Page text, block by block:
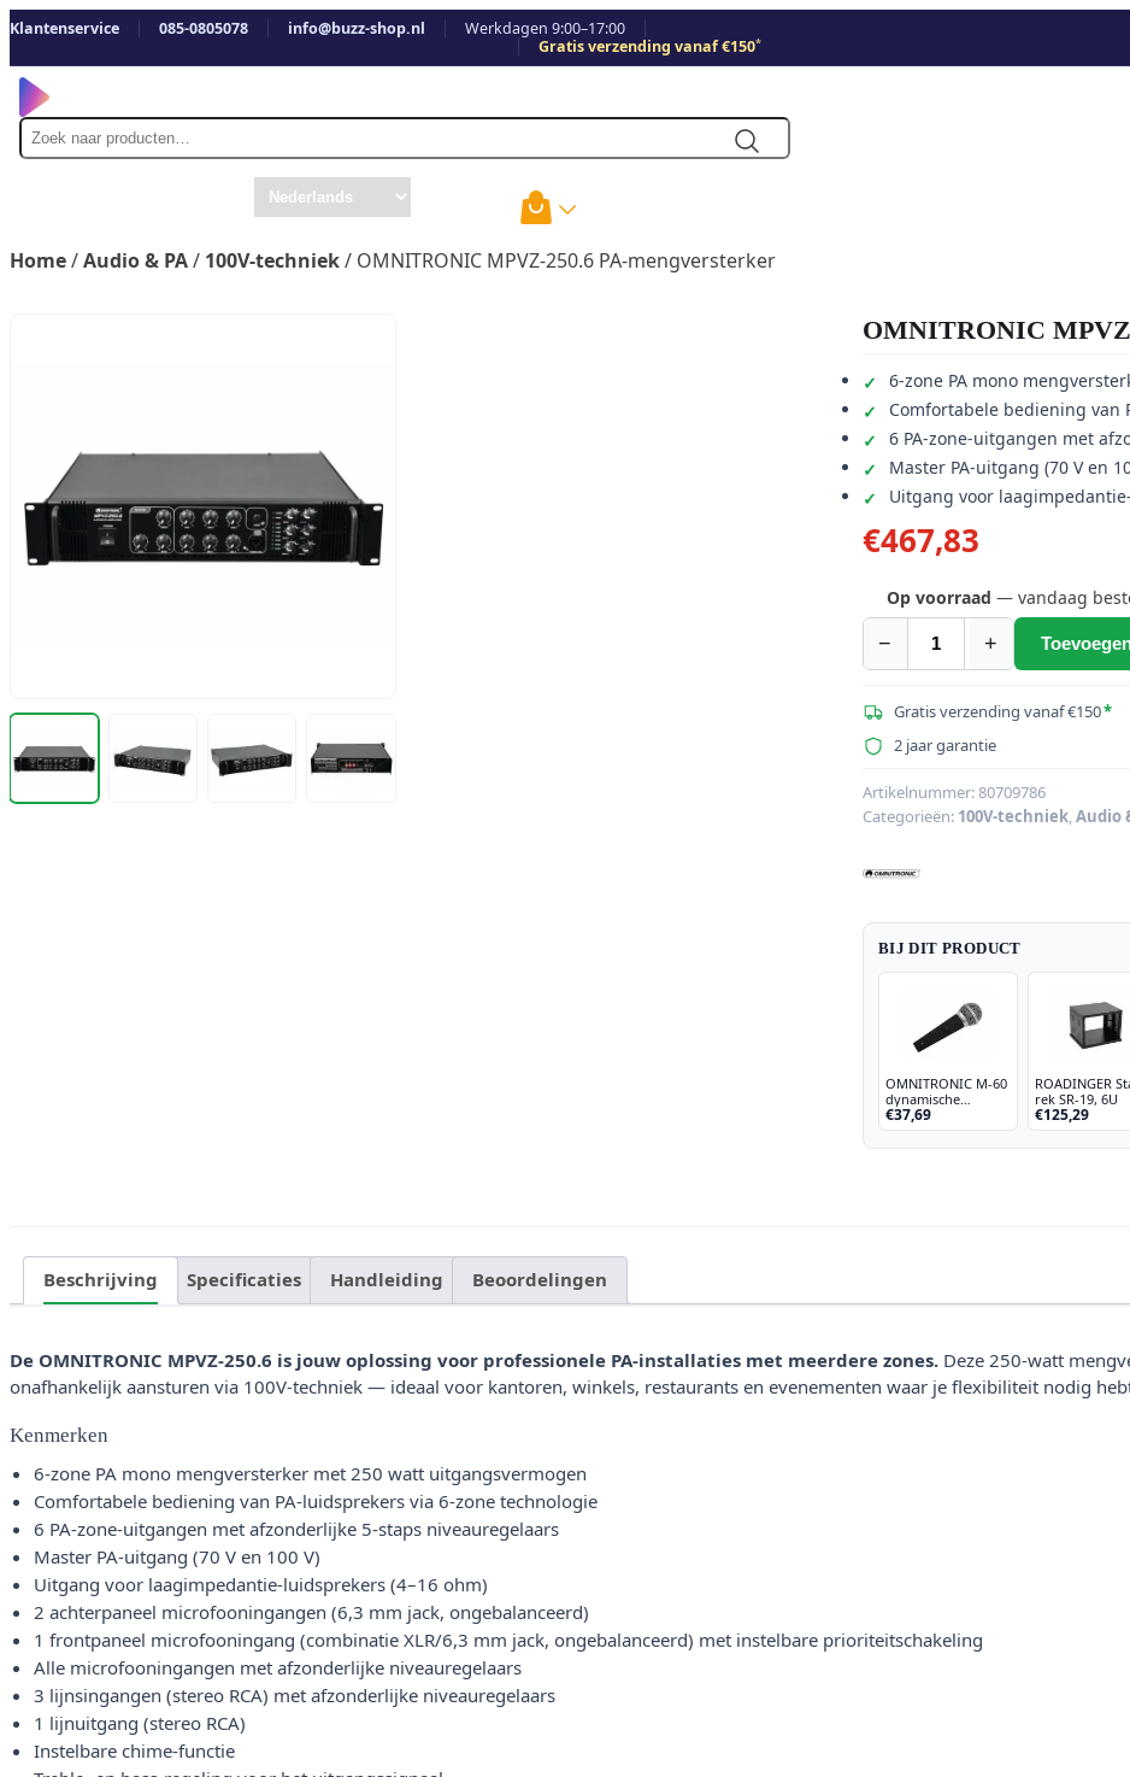
Klantenservice 085-0805078 info@buzz-shop.nl
Werkdagen 9:00–17:00
Gratis verzending vanaf €150*
Zoek
naar
Home/Audio & PA/ 100V-techniek/ OMNITRONIC MPVZ-250.6 PA-mengversterker
OMNITRONIC
6-zone PA mono
Comfortabele bediening van
6 PA-zone-uitgangen met
Master PA-uitgang (70 V en
Uitgang voor
€467,83
Op voorraad — vandaag
−
OMNITRONIC
250.6
PA-
aantal
+
Gratis verzending vanaf €150*
2 jaar garantie
Artikelnummer:80709786
Categorieën: 100V-techniek, Audio
BIJ DIT PRODUCT
OMNITRONIC M-60
dynamische
microfoon
€37,69
ROADINGER
rek SR-19, 6U
€125,29
Beschrijving Specificaties Handleiding Beoordelingen
De OMNITRONIC MPVZ-250.6 is jouw oplossing voor professionele PA-installaties met meerdere zones. Deze 250-watt
onafhankelijk aansturen via 100V-techniek — ideaal voor kantoren, winkels, restaurants en evenementen waar je flexibiliteit nodig
Kenmerken
6-zone PA mono mengversterker met 250 watt uitgangsvermogen
Comfortabele bediening van PA-luidsprekers via 6-zone technologie
6 PA-zone-uitgangen met afzonderlijke 5-staps niveauregelaars
Master PA-uitgang (70 V en 100 V)
Uitgang voor laagimpedantie-luidsprekers (4–16 ohm)
2 achterpaneel microfooningangen (6,3 mm jack, ongebalanceerd)
1 frontpaneel microfooningang (combinatie XLR/6,3 mm jack, ongebalanceerd) met instelbare prioriteitschakeling
Alle microfooningangen met afzonderlijke niveauregelaars
3 lijnsingangen (stereo RCA) met afzonderlijke niveauregelaars
1 lijnuitgang (stereo RCA)
Instelbare chime-functie